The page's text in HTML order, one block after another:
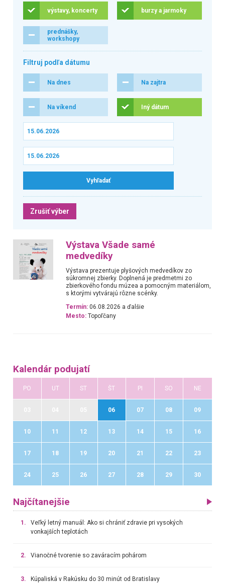
výstavy, koncerty burzy a jarmoky
prednášky,
workshopy
Filtruj podľa dátumu
Na dnes Na zajtra
Na víkend Iný dátum
Zrušiť výber
Výstava Všade samé
medvedíky
Výstava prezentuje plyšových medvedíkov zo
súkromnej zbierky. Doplnená je predmetmi zo
zbierkového fondu múzea a pomocným materiálom,
s ktorými vytvárajú rôzne scénky.
Termín: 06.08.2026 a ďalšie
Mesto: Topoľčany
Kalendár podujatí
PO UT ST ŠT PI SO NE
06 07 08 09
10 11 12 13 14 15 16
17 18 19 20 21 22 23
24 25 26 27 28 29 30
Najčítanejšie
1.
Veľký letný manuál: Ako si chrániť zdravie pri vysokých
vonkajších teplotách
2. Vianočné tvorenie so zaváracím pohárom
3. Kúpaliská v Rakúsku do 30 minút od Bratislavy